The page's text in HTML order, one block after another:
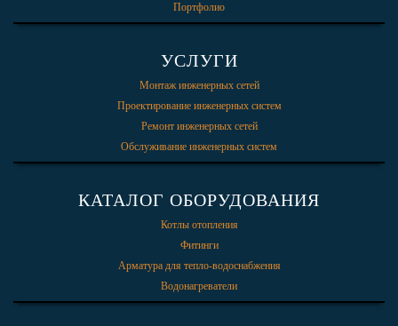
Портфолио
УСЛУГИ
Монтаж инженерных сетей
Проектирование инженерных систем
Ремонт инженерных сетей
Обслуживание инженерных систем
КАТАЛОГ ОБОРУДОВАНИЯ
Котлы отопления
Фитинги
Арматура для тепло-водоснабжения
Водонагреватели